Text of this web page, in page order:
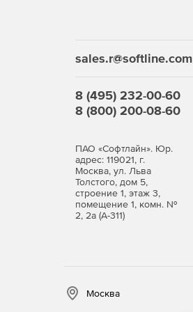
sales.r@softline.com
8 (495) 232-00-60
8 (800) 200-08-60
ПАО «Софтлайн». Юр.
адрес: 119021, г.
Москва, ул. Льва
Толстого, дом 5,
строение 1, этаж 3,
помещение 1, комн. №
2, 2а (А-311)
Москва